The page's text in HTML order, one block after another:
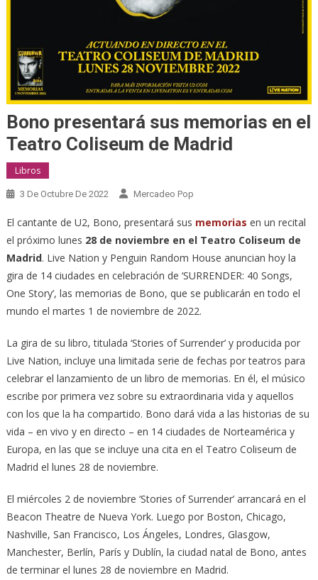
Bono presentará sus memorias en el
Teatro Coliseum de Madrid
Libros
3 De Octubre De 2022 Mercadeo Pop
El cantante de U2, Bono, presentará sus memorias en un recital
el próximo lunes 28 de noviembre en el Teatro Coliseum de
Madrid. Live Nation y Penguin Random House anuncian hoy la
gira de 14 ciudades en celebración de ‘SURRENDER: 40 Songs,
One Story’, las memorias de Bono, que se publicarán en todo el
mundo el martes 1 de noviembre de 2022.
La gira de su libro, titulada ‘Stories of Surrender’ y producida por
Live Nation, incluye una limitada serie de fechas por teatros para
celebrar el lanzamiento de un libro de memorias. En él, el músico
escribe por primera vez sobre su extraordinaria vida y aquellos
con los que la ha compartido. Bono dará vida a las historias de su
vida – en vivo y en directo – en 14 ciudades de Norteamérica y
Europa, en las que se incluye una cita en el Teatro Coliseum de
Madrid el lunes 28 de noviembre.
El miércoles 2 de noviembre ‘Stories of Surrender’ arrancará en el
Beacon Theatre de Nueva York. Luego por Boston, Chicago,
Nashville, San Francisco, Los Ángeles, Londres, Glasgow,
Manchester, Berlín, París y Dublín, la ciudad natal de Bono, antes
de terminar el lunes 28 de noviembre en Madrid.